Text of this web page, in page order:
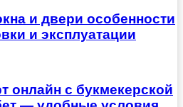
и двери особенности
и эксплуатации
онлайн с букмекерской